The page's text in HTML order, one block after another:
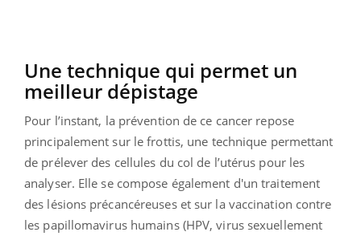
Une technique qui permet un
meilleur dépistage
Pour l’instant, la prévention de ce cancer repose
principalement sur le frottis, une technique permettant
de prélever des cellules du col de l’utérus pour les
analyser. Elle se compose également d'un traitement
des lésions précancéreuses et sur la vaccination contre
les papillomavirus humains (HPV, virus sexuellement